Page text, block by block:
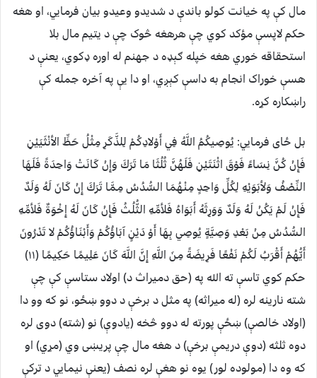
مال کې په خيانت کولو باندې د شديدو وعيدو بيان فرمايي، او هغه
حکم لاپسې مؤکد کوي چې هرهغه څوک چې د يتيم مال بلا
استحقاقه خوري هغه خپله ګېډه د جهنم له اوره ډکوي، يعنې د
هسې خوراک انجام به داسې کېږي، او دا يې په آخره جمله کې
راښکاره کړه.
بل ځای فرمایي: يُوصِيكُمُ اللَّهُ فِي أَوْلادِكُمْ لِلذَّكَرِ مِثْلُ حَظِّ الأنْثَيَيْنِ
فَإِنْ كُنَّ نِسَاءً فَوْقَ اثْنَتَيْنِ فَلَهُنَّ ثُلُثَا مَا تَرَكَ وَإِنْ كَانَتْ وَاحِدَةً فَلَهَا
النِّصْفُ وَلأبَوَيْهِ لِكُلِّ وَاحِدٍ مِنْهُمَا السُّدُسُ مِمَّا تَرَكَ إِنْ كَانَ لَهُ وَلَدٌ
فَإِنْ لَمْ يَكُنْ لَهُ وَلَدٌ وَوَرِثَهُ أَبَوَاهُ فَلأمِّهِ الثُّلُثُ فَإِنْ كَانَ لَهُ إِخْوَةٌ فَلأمِّهِ
السُّدُسُ مِنْ بَعْدِ وَصِيَّةٍ يُوصِي بِهَا أَوْ دَيْنٍ آبَاؤُكُمْ وَأَبْنَاؤُكُمْ لا تَدْرُونَ
أَيُّهُمْ أَقْرَبُ لَكُمْ نَفْعًا فَرِيضَةً مِنَ اللَّهِ إِنَّ اللَّهَ كَانَ عَلِيمًا حَكِيمًا (١١)
حکم کوي تاسې ته الله په (حق دميراث د) اولاد ستاسې کې چې
شته نارينه لره (له ميراثه) په مثل د برخې د دوو ښځو، نو که وو دا
(اولاد خالصې) ښځې پورته له دوو څخه (يادوې) نو (شته) دوى لره
دوه ثلثه (دوې دريمې برخې) د هغه مال چې پريښى وي (مړي) او
که وه دا (مولوده لور) يوه نو هغې لره نصف (يعنې نيمايي د ترکې